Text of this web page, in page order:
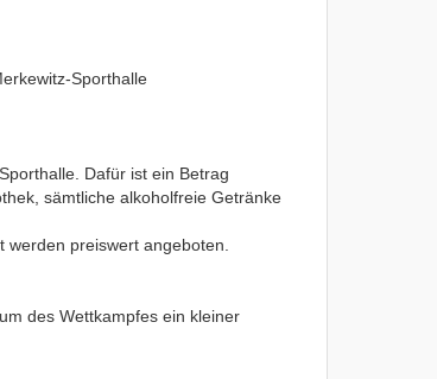
Sporthalle
Dafür ist ein Betrag
sämtliche alkoholfreie Getränke
preiswert angeboten.
des Wettkampfes ein kleiner